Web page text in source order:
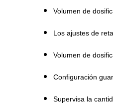
Volumen de
Los ajustes de
Volumen de
Configuración
Supervisa la